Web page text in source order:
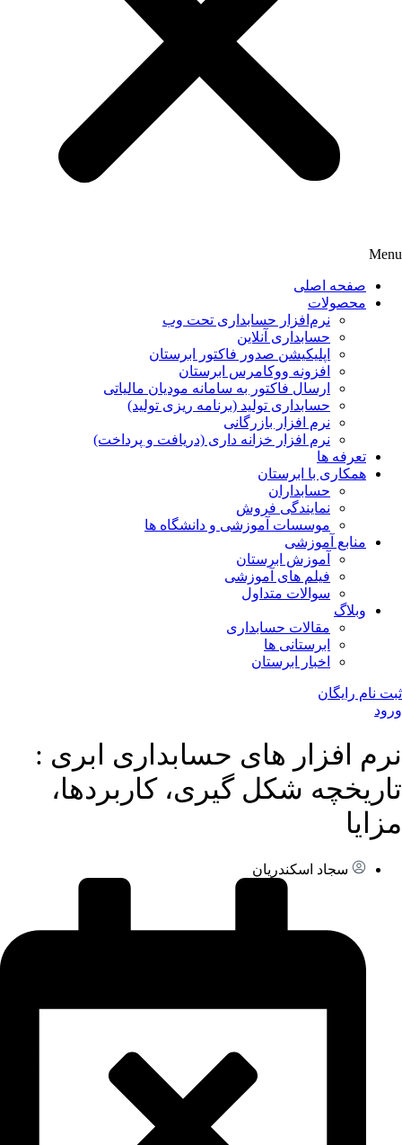
Menu
صفحه اصلی
محصولات
نرم‌افزار حسابداری تحت وب
حسابداری آنلاین
اپلیکیشن صدور فاکتور ابرستان
افزونه ووکامرس ابرستان
ارسال فاکتور به سامانه مودیان مالیاتی
حسابداری تولید (برنامه ریزی تولید)
نرم افزار بازرگانی
نرم افزار خزانه داری (دریافت و پرداخت)
تعرفه ها
همکاری با ابرستان
حسابداران
نمایندگی فروش
موسسات آموزشی و دانشگاه ها
منابع آموزشی
آموزش ابرستان
فیلم های آموزشی
سوالات متداول
وبلاگ
مقالات حسابداری
ابرستانی ها
اخبار ابرستان
ثبت نام رایگان
ورود
نرم افزار های حسابداری ابری :
تاریخچه شکل گیری، کاربردها،
مزایا
سجاد اسکندریان